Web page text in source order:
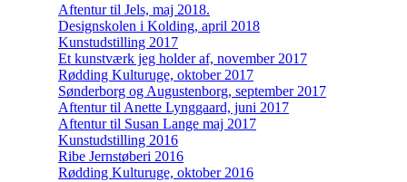
Aftentur til Jels, maj 2018.
Designskolen i Kolding, april 2018
Kunstudstilling 2017
Et kunstværk jeg holder af, november 2017
Rødding Kulturuge, oktober 2017
Sønderborg og Augustenborg, september 2017
Aftentur til Anette Lynggaard, juni 2017
Aftentur til Susan Lange maj 2017
Kunstudstilling 2016
Ribe Jernstøberi 2016
Rødding Kulturuge, oktober 2016